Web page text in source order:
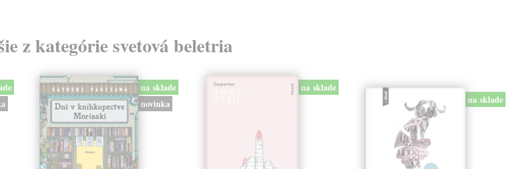
z kategórie svetová beletria
na sklade
novinka
na sklade
na sklade